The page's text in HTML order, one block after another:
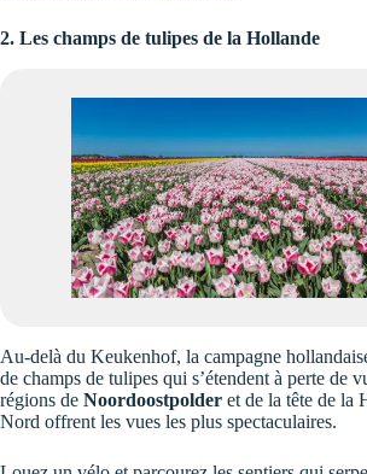
2. Les champs de tulipes de la Hollande
Au-delà du Keukenhof, la campagne
de champs de tulipes qui s’étendent à perte de
régions de Noordoostpolder et de la tête de la
Nord offrent les vues les plus spectaculaires.